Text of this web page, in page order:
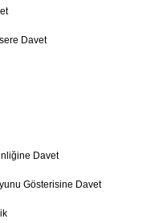
Davet
Davet
Gösterisine Davet